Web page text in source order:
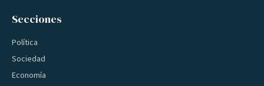
Secciones
Política
Sociedad
Economía